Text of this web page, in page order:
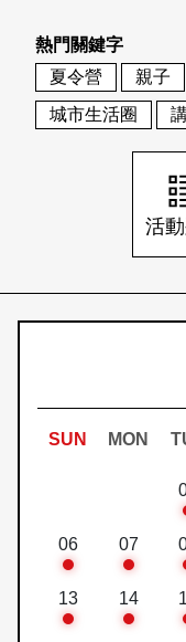
地圖搜尋
關於我們
刊物索取地點
會員基本資料
刊登活動
網站導覽
日本語
熱門關鍵字
夏令營
親子
城市生活圈
活
SUN MON
06 07
13 14